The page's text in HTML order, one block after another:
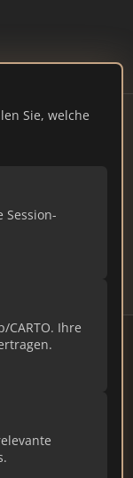
Sie, welche
Session-
CARTO. Ihre
–